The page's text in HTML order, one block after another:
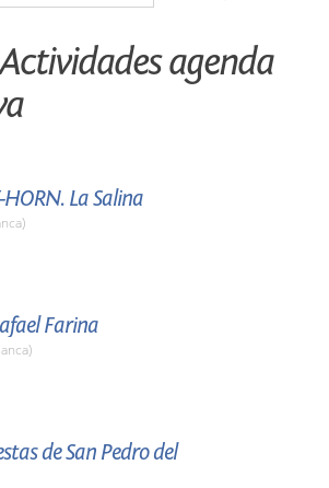
agenda
La Salina
Farina
de San Pedro del